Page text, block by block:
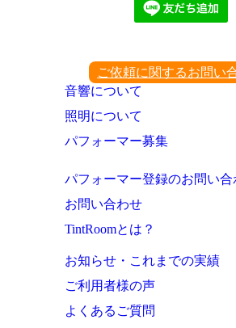
ご依頼に関するお問い
音響について
照明について
パフォーマー募集
パフォーマー登録のお問い合
お問い合わせ
TintRoomとは？
お知らせ・これまでの実績
ご利用者様の声
よくあるご質問